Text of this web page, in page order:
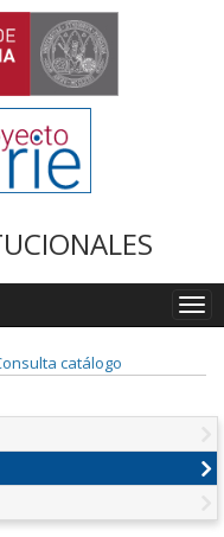
catálogo